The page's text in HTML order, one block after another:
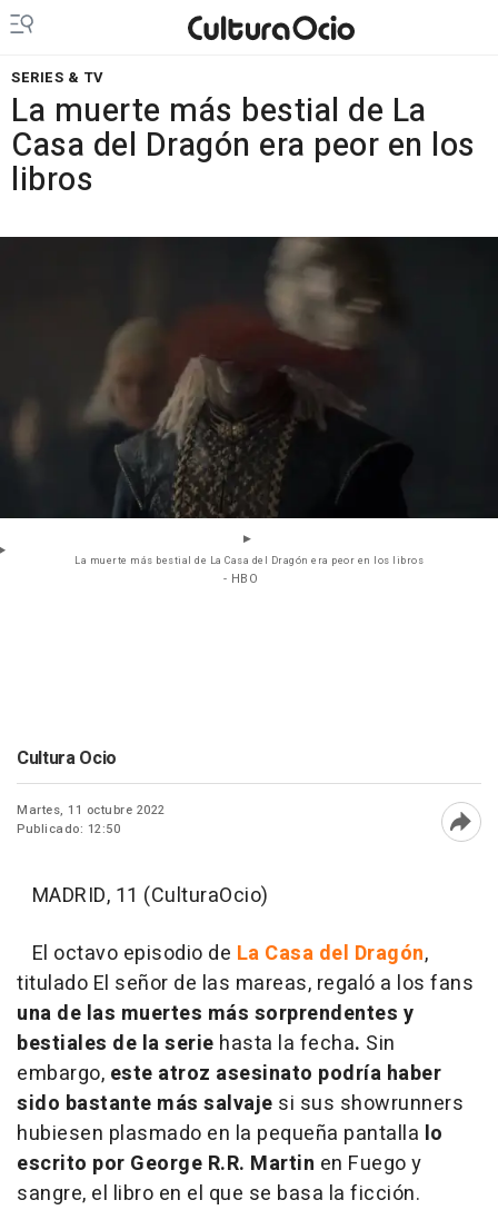
SERIES & TV
La muerte más bestial de La
Casa del Dragón era peor en los
libros
La muerte más bestial de La Casa del Dragón era peor en los libros
- HBO
Cultura Ocio
Martes, 11 octubre 2022
Publicado: 12:50
MADRID, 11 (CulturaOcio)
El octavo episodio de La Casa del Dragón,
titulado El señor de las mareas, regaló a los fans
una de las muertes más sorprendentes y
bestiales de la serie hasta la fecha. Sin
embargo, este atroz asesinato podría haber
sido bastante más salvaje si sus showrunners
hubiesen plasmado en la pequeña pantalla lo
escrito por George R.R. Martin en Fuego y
sangre, el libro en el que se basa la ficción.